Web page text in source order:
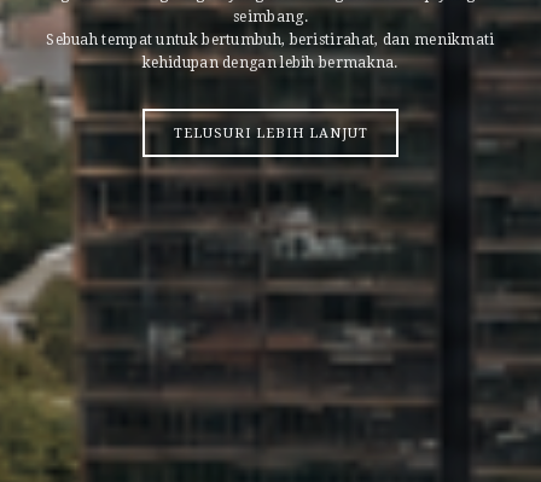
seimbang.
Sebuah tempat untuk bertumbuh, beristirahat, dan menikmati
kehidupan dengan lebih bermakna.
TELUSURI LEBIH LANJUT